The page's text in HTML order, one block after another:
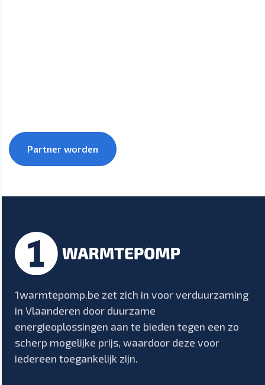
Partner worden
1warmtepomp.be zet zich in voor verduurzaming
in Vlaanderen door duurzame
energieoplossingen aan te bieden tegen een zo
scherp mogelijke prijs, waardoor deze voor
iedereen toegankelijk zijn.